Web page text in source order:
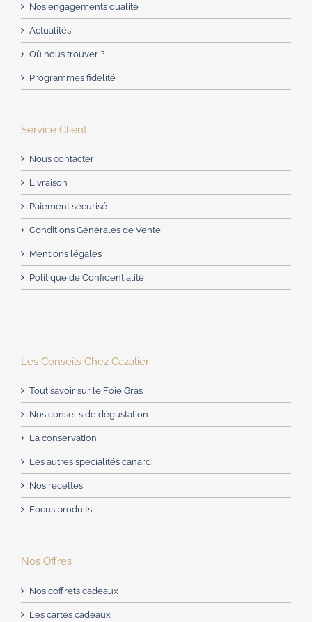
Nos engagements qualité
Actualités
Où nous trouver ?
Programmes fidélité
Service Client
Nous contacter
Livraison
Paiement sécurisé
Conditions Générales de Vente
Mentions légales
Politique de Confidentialité
Les Conseils Chez Cazalier
Tout savoir sur le Foie Gras
Nos conseils de dégustation
La conservation
Les autres spécialités canard
Nos recettes
Focus produits
Nos Offres
Nos coffrets cadeaux
Les cartes cadeaux